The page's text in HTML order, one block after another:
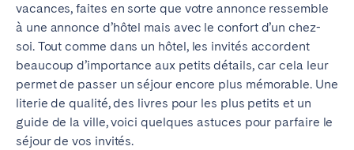
vacances, faites en sorte que votre annonce ressemble
à une annonce d’hôtel mais avec le confort d’un chez-
soi. Tout comme dans un hôtel, les invités accordent
beaucoup d’importance aux petits détails, car cela leur
permet de passer un séjour encore plus mémorable. Une
literie de qualité, des livres pour les plus petits et un
guide de la ville, voici quelques astuces pour parfaire le
séjour de vos invités.